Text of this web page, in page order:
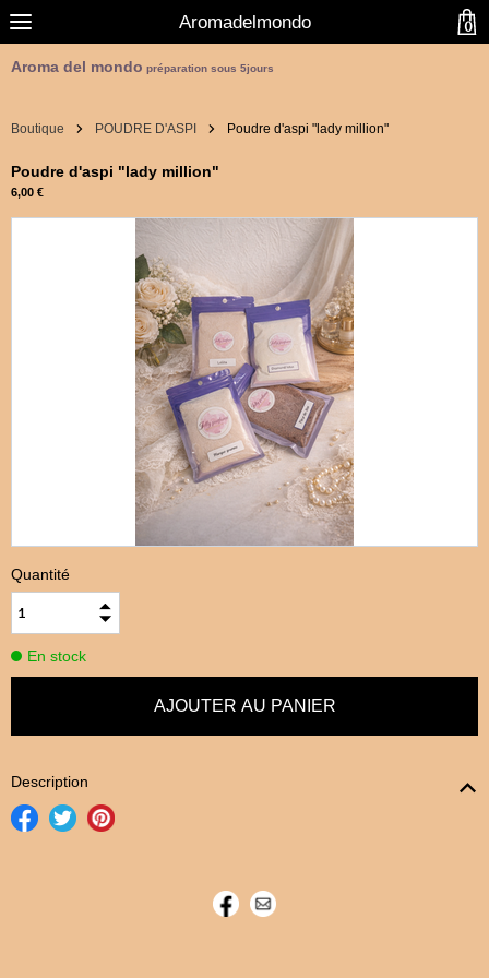
Aromadelmondo
Aroma del mondo préparation sous 5jours
Boutique POUDRE D'ASPI Poudre d'aspi "lady million"
Poudre d'aspi "lady million"
6,00 €
Quantité
En stock
Description
0